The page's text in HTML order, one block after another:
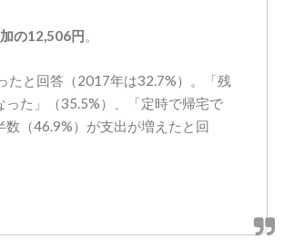
の12,506円。
たと回答（2017年は32.7%）。「残
た」（35.5%）、「定時で帰宅で
（46.9%）が支出が増えたと回